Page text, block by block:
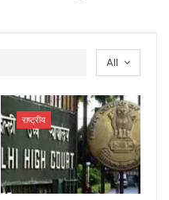
All
राष्ट्रीय